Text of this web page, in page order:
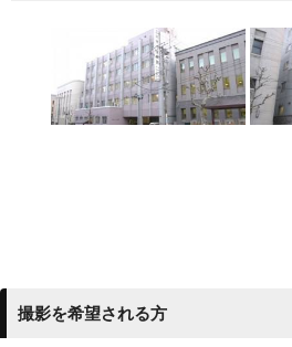
撮影を希望される方